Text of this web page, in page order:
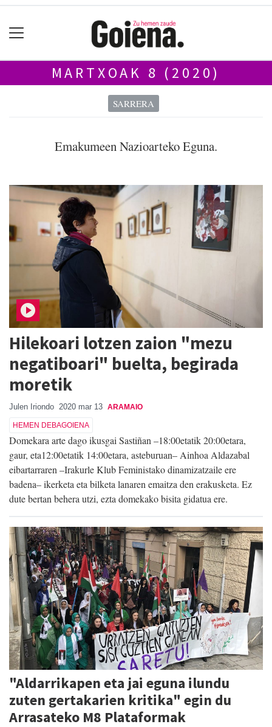
MARTXOAK 8 (2020)
SARRERA
Emakumeen Nazioarteko Eguna.
Hilekoari lotzen zaion "mezu
negatiboari" buelta, begirada
moretik
Julen Iriondo 2020 mar 13 ARAMAIO
HEMEN DEBAGOIENA
Domekara arte dago ikusgai Sastiñan –18:00etatik 20:00etara,
gaur, eta12:00etatik 14:00etara, asteburuan– Ainhoa Aldazabal
eibartarraren –Irakurle Klub Feministako dinamizatzaile ere
badena– ikerketa eta bilketa lanaren emaitza den erakusketa. Ez
dute bertan behera utzi, ezta domekako bisita gidatua ere.
"Aldarrikapen eta jai eguna ilundu
zuten gertakarien kritika" egin du
Arrasateko M8 Plataformak